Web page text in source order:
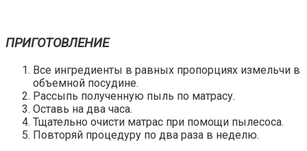
ПРИГОТОВЛЕНИЕ
Все ингредиенты в равных пропорциях измельчи в
объемной посудине.
Рассыпь полученную пыль по матрасу.
Оставь на два часа.
Тщательно очисти матрас при помощи пылесоса.
Повторяй процедуру по два раза в неделю.